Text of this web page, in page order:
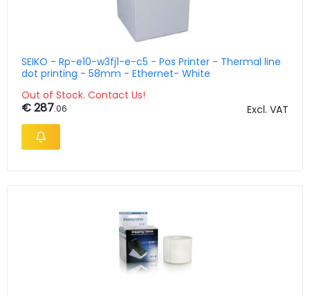
SEIKO - Rp-e10-w3fj1-e-c5 - Pos Printer - Thermal line
dot printing - 58mm - Ethernet- White
Out of Stock. Contact Us!
€ 287.06 Excl. VAT